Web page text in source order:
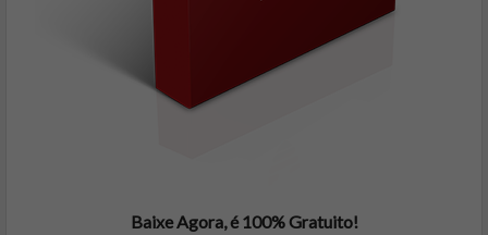
Baixe Agora, é 100% Gratuito!